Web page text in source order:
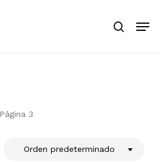
search
Página 3
Orden predeterminado
Close